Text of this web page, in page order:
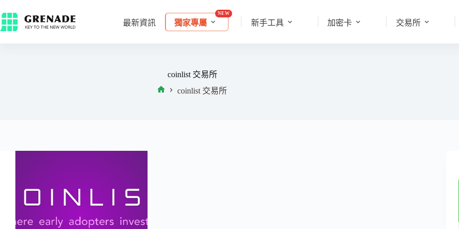
最新資訊 獨家專屬 新手工具 加密卡 交易所
coinlist 交易所
coinlist 交易所